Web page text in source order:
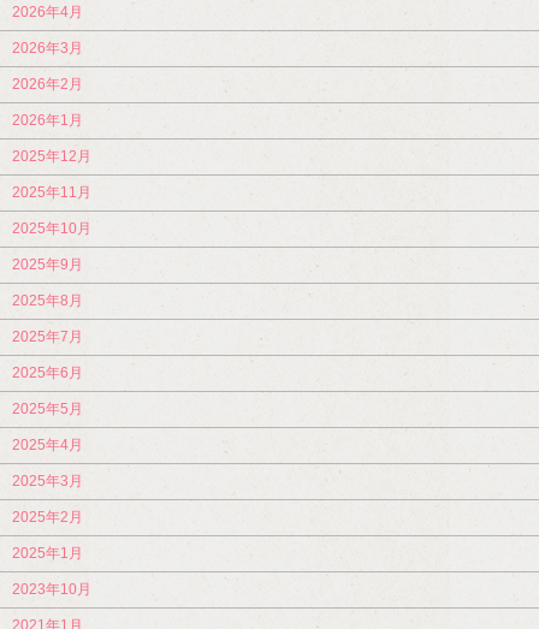
2026年4月
2026年3月
2026年2月
2026年1月
2025年12月
2025年11月
2025年10月
2025年9月
2025年8月
2025年7月
2025年6月
2025年5月
2025年4月
2025年3月
2025年2月
2025年1月
2023年10月
2021年1月